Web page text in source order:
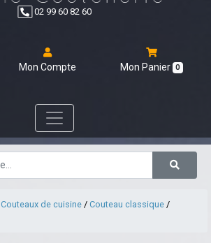
02 99 60 82 60
Mon Compte Mon Panier 0
Couteaux de cuisine / Couteau classique /